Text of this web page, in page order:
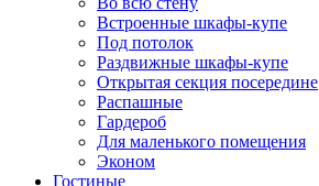
Встроенные шкафы-купе
Под потолок
Раздвижные шкафы-купе
Открытая секция посередине
Распашные
Гардероб
Для маленького помещения
Эконом
Гостиные